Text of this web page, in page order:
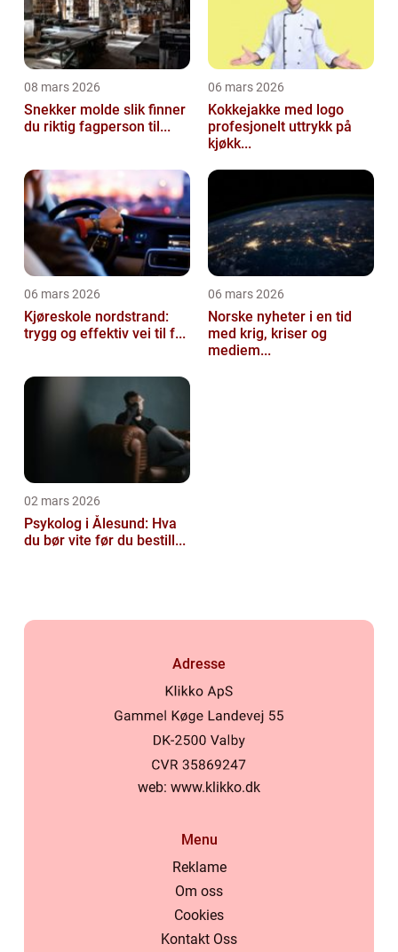
08 mars 2026
Snekker molde slik finner
du riktig fagperson til...
06 mars 2026
Kokkejakke med logo
profesjonelt uttrykk på
kjøkk...
06 mars 2026
Kjøreskole nordstrand:
trygg og effektiv vei til f...
06 mars 2026
Norske nyheter i en tid
med krig, kriser og
mediem...
02 mars 2026
Psykolog i Ålesund: Hva
du bør vite før du bestill...
Adresse
web: www.klikko.dk
Menu
Reklame
Om oss
Cookies
Kontakt Oss